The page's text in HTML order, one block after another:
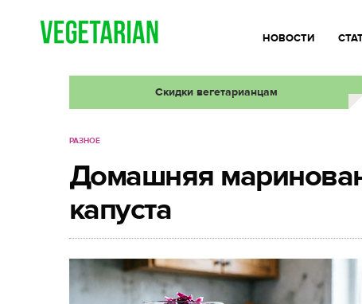
НОВОСТИ
Скидки вегетарианцам
РАЗНОЕ
Домашняя
капуста